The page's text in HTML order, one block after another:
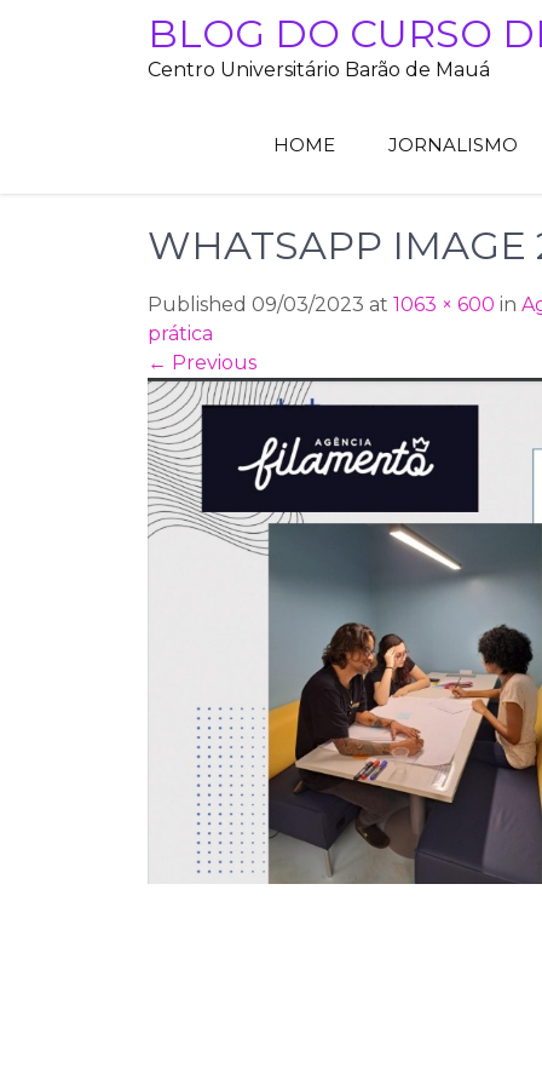
BLOG DO CURSO
Centro Universitário Barão de Mauá
HOME JORNALISMO
WHATSAPP IMAGE
Published 09/03/2023 at 1063 × 600 in
prática
← Previous